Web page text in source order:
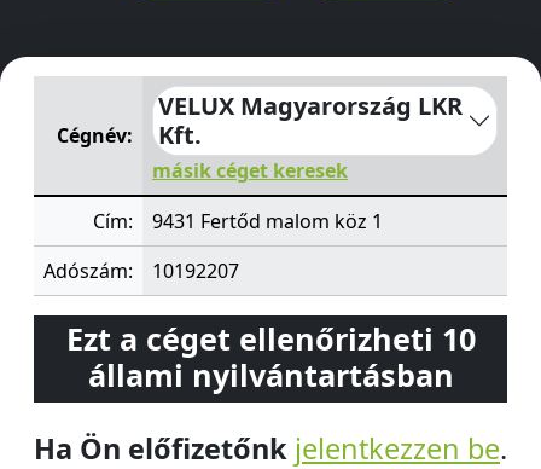
VELUX Magyarország LKR Kft.malom köz 1Fertőd
Cégnév:
VELUX Magyarország LKR
Kft.
másik céget keresek
Cím:
9431 Fertőd malom köz 1
Adószám:
10192207
Ezt a céget ellenőrizheti 10
állami nyilvántartásban
Ha Ön előfizetőnk jelentkezzen be.